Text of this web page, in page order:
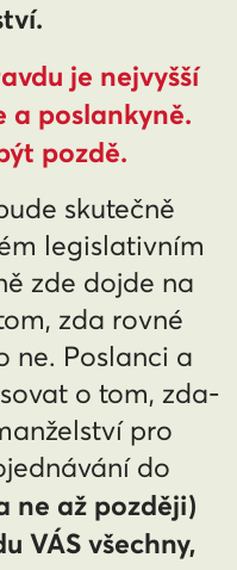
je nejvyšší
a poslankyně.
pozdě.
skutečně
legislativním
zde dojde na
zda rovné
ne. Poslanci a
o tom, zda-
pro
do
ne až později)
VÁS všechny,